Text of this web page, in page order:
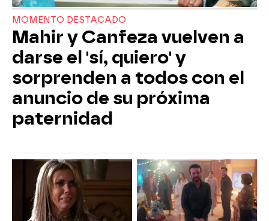
MOMENTO DESTACADO
Mahir y Canfeza vuelven a
darse el 'sí, quiero' y
sorprenden a todos con el
anuncio de su próxima
paternidad